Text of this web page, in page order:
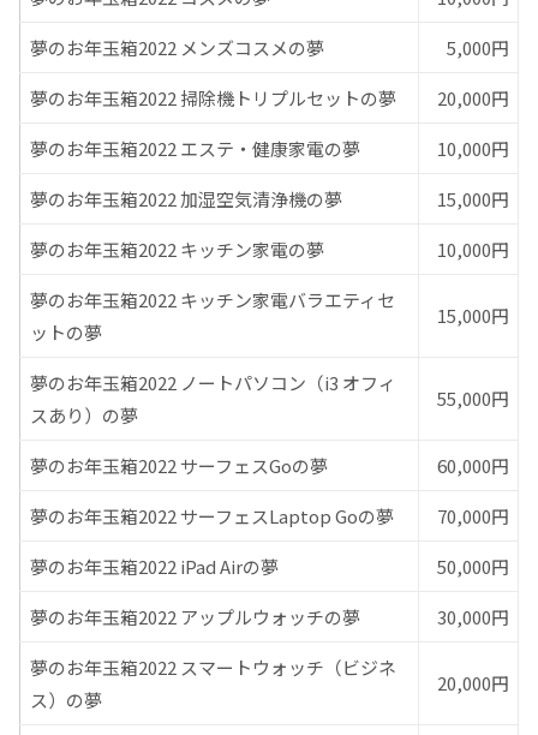
夢のお年玉箱2022 メンズコスメの夢
5,000円
夢のお年玉箱2022 掃除機トリプルセットの夢
20,000円
夢のお年玉箱2022 エステ・健康家電の夢
10,000円
夢のお年玉箱2022 加湿空気清浄機の夢
15,000円
夢のお年玉箱2022 キッチン家電の夢
10,000円
夢のお年玉箱2022 キッチン家電バラエティセ
ットの夢
15,000円
夢のお年玉箱2022 ノートパソコン（i3 オフィ
スあり）の夢
55,000円
夢のお年玉箱2022 サーフェスGoの夢
60,000円
夢のお年玉箱2022 サーフェスLaptop Goの夢
70,000円
夢のお年玉箱2022 iPad Airの夢
50,000円
夢のお年玉箱2022 アップルウォッチの夢
30,000円
夢のお年玉箱2022 スマートウォッチ（ビジネ
ス）の夢
20,000円